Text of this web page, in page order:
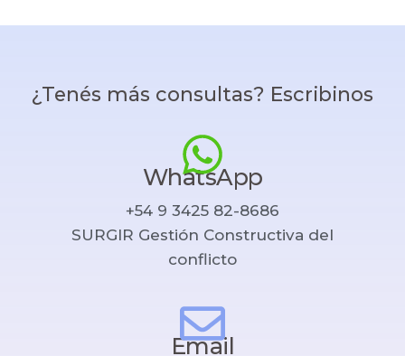
¿Tenés más consultas? Escribinos
WhatsApp
+54 9 3425 82-8686
SURGIR Gestión Constructiva del
conflicto
Email